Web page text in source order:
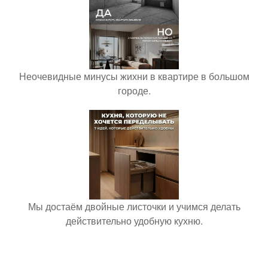
Неочевидные минусы жихни в квартире в большом
городе.
Мы достаём двойные листочки и учимся делать
действительно удобную кухню.